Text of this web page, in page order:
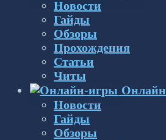
Новости
Гайды
Обзоры
Прохождения
Статьи
Читы
Онлайн
Новости
Гайды
Обзоры